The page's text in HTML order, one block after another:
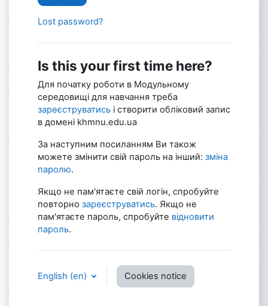
Lost password?
Is this your first time here?
Для початку роботи в Модульному
середовищі для навчання треба
зареєструватись і створити обліковий запис
в домені khmnu.edu.ua
За наступним посиланням Ви також
можете змінити свій пароль на інший: зміна
паролю.
Якщо не пам'ятаєте свій логін, спробуйте
повторно зареєструватись. Якщо не
пам'ятаєте пароль, спробуйте відновити
пароль.
English ‎(en)‎ Cookies notice